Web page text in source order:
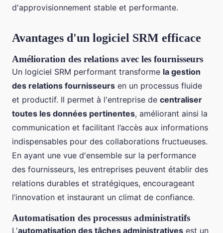
d'approvisionnement stable et performante.
Avantages d'un logiciel SRM efficace
Amélioration des relations avec les fournisseurs
Un logiciel SRM performant transforme la gestion
des relations fournisseurs en un processus fluide
et productif. Il permet à l'entreprise de centraliser
toutes les données pertinentes, améliorant ainsi la
communication et facilitant l’accès aux informations
indispensables pour des collaborations fructueuses.
En ayant une vue d'ensemble sur la performance
des fournisseurs, les entreprises peuvent établir des
relations durables et stratégiques, encourageant
l’innovation et instaurant un climat de confiance.
Automatisation des processus administratifs
L'automatisation des tâches administratives est un